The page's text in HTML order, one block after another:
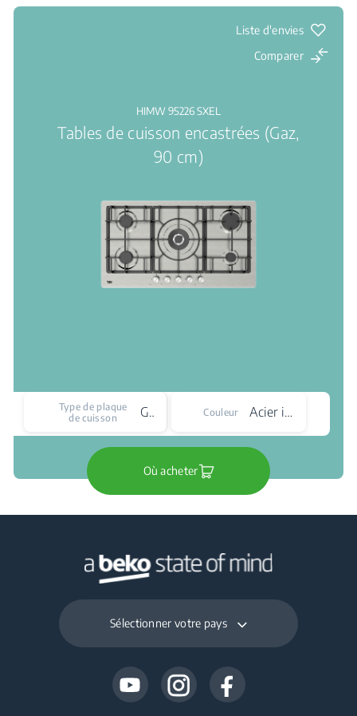
Liste d'envies
Comparer
HIMW 95226 SXEL
Tables de cuisson encastrées (Gaz,
90 cm)
Type de plaque
de cuisson
Gaz Couleur Acier inoxydable
Où acheter
Sélectionner votre pays